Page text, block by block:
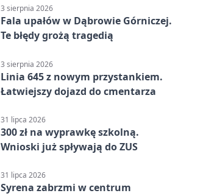
3 sierpnia 2026
Fala upałów w Dąbrowie Górniczej.
Te błędy grożą tragedią
3 sierpnia 2026
Linia 645 z nowym przystankiem.
Łatwiejszy dojazd do cmentarza
31 lipca 2026
300 zł na wyprawkę szkolną.
Wnioski już spływają do ZUS
31 lipca 2026
Syrena zabrzmi w centrum